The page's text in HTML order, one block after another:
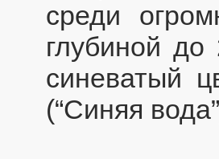
среди
глубиной
синеватый
(“Синяя